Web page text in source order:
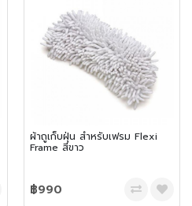
ผ้าถูเก็บฝุ่น สำหรับเฟรม Flexi
Frame สีขาว
฿990